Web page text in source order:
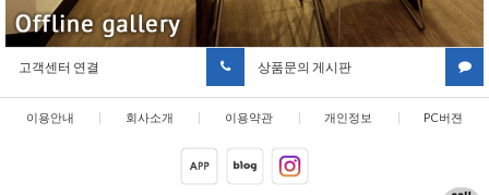
고객센터 연결 상품문의 게시판
이용안내 | 회사소개 | 이용약관 | 개인정보 | PC버젼